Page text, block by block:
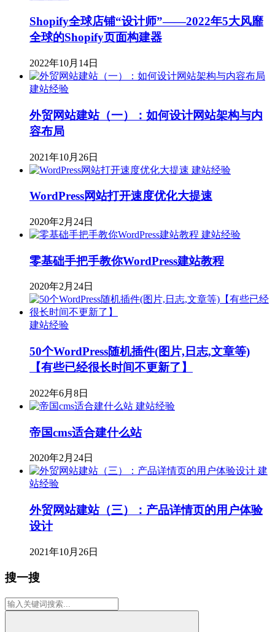
Shopify全球店铺“设计师”——2022年5大风靡
全球的Shopify页面构建器
2022年10月14日
建站经验
外贸网站建站（一）：如何设计网站架构与内
容布局
2021年10月26日
建站经验
WordPress网站打开速度优化大提速
2020年2月24日
建站经验
零基础手把手教你WordPress建站教程
2020年2月24日
建站经验
50个WordPress随机插件(图片,日志,文章等)
【有些已经很长时间不更新了】
2022年6月8日
建站经验
帝国cms适合建什么站
2020年2月24日
建
站经验
外贸网站建站（三）：产品详情页的用户体验
设计
2021年10月26日
搜一搜